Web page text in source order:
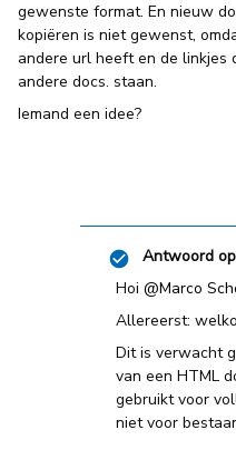
gewenste format. En nieuw
kopiëren is niet gewenst,
andere url heeft en de linkjes
andere docs. staan.
Iemand een idee?
Antwoord
Hoi @Marco
Allereerst:
Dit is verwacht
van een HTML
gebruikt voor
niet voor